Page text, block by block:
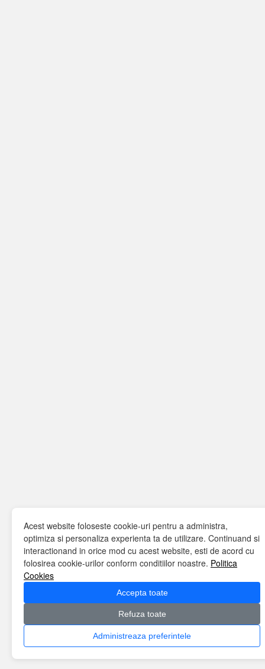
Acest website foloseste cookie-uri pentru a administra,
optimiza si personaliza experienta ta de utilizare. Continuand si
interactionand in orice mod cu acest website, esti de acord cu
folosirea cookie-urilor conform conditiilor noastre. Politica
Cookies
Accepta toate
Refuza toate
Administreaza preferintele